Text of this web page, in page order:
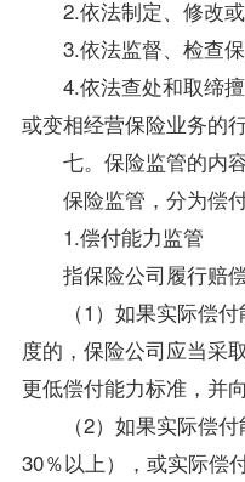
2.依法制定、修改或
3.依法监督、检查保
4.依法查处和取缔擅
或变相经营保险业务的行
七。保险监管的内
保险监管，分为偿付
1.偿付能力监管
指保险公司履行赔偿
（1）如果实际偿付
度的，保险公司应当采
更低偿付能力标准，并
（2）如果实际偿付
30％以上），或实际偿